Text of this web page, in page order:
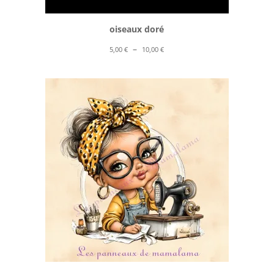
oiseaux doré
5,00€ – 10,00€Plage
prix :